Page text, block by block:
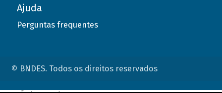
Ajuda
Perguntas frequentes
© BNDES. Todos os direitos reservados